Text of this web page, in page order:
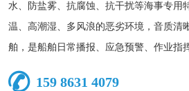
水、防盐雾、抗腐蚀、抗干扰等海事专用
温、高潮湿、多风浪的恶劣环境，音质清
舶，是船舶日常播报、应急预警、作业指
159 8631 4079